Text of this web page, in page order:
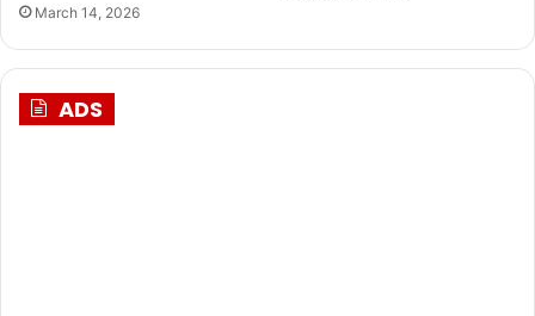
March 14, 2026
ADS